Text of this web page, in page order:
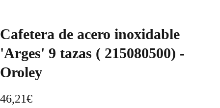
Cafetera de acero inoxidable
'Arges' 9 tazas ( 215080500) -
Oroley
46,21€